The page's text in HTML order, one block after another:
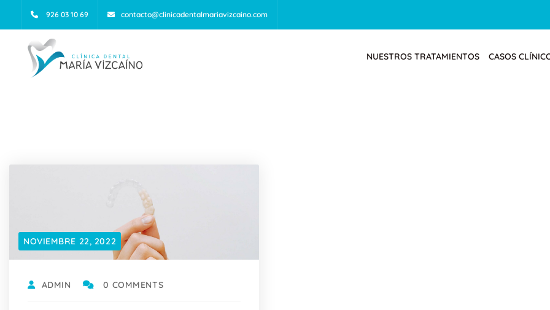
926 03 10 69 contacto@clinicadentalmariavizcaino.com
NUESTROS TRATAMIENTOS CASOS
NOVIEMBRE 22, 2022
ADMIN 0 COMMENTS